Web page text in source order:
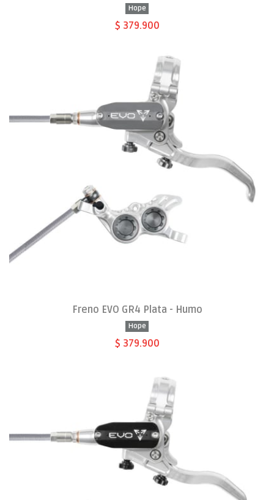
Hope
$ 379.900
Freno EVO GR4 Plata - Humo
Hope
$ 379.900